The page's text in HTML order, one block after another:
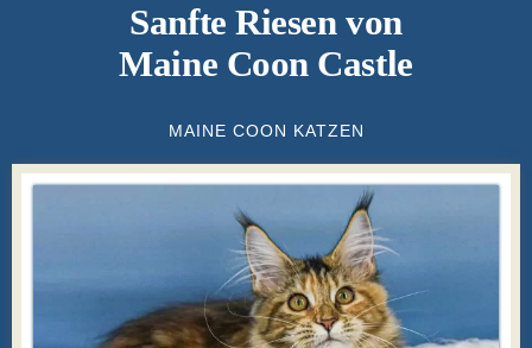
Sanfte Riesen von
Maine Coon Castle
MAINE COON KATZEN